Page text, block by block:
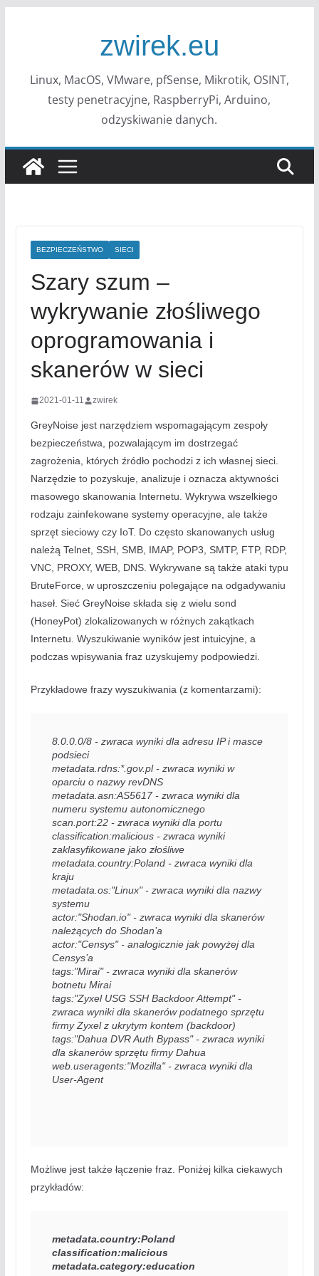
zwirek.eu
Linux, MacOS, VMware, pfSense, Mikrotik, OSINT,
testy penetracyjne, RaspberryPi, Arduino,
odzyskiwanie danych.
BEZPIECZEŃSTWO SIECI
Szary szum –
wykrywanie złośliwego
oprogramowania i
skanerów w sieci
2021-01-11 zwirek
GreyNoise jest narzędziem wspomagającym zespoły
bezpieczeństwa, pozwalającym im dostrzegać
zagrożenia, których źródło pochodzi z ich własnej sieci.
Narzędzie to pozyskuje, analizuje i oznacza aktywności
masowego skanowania Internetu. Wykrywa wszelkiego
rodzaju zainfekowane systemy operacyjne, ale także
sprzęt sieciowy czy IoT. Do często skanowanych usług
należą Telnet, SSH, SMB, IMAP, POP3, SMTP, FTP, RDP,
VNC, PROXY, WEB, DNS. Wykrywane są także ataki typu
BruteForce, w uproszczeniu polegające na odgadywaniu
haseł. Sieć GreyNoise składa się z wielu sond
(HoneyPot) zlokalizowanych w różnych zakątkach
Internetu. Wyszukiwanie wyników jest intuicyjne, a
podczas wpisywania fraz uzyskujemy podpowiedzi.
Przykładowe frazy wyszukiwania (z komentarzami):
8.0.0.0/8 - zwraca wyniki dla adresu IP i masce
podsieci
metadata.rdns:*.gov.pl - zwraca wyniki w
oparciu o nazwy revDNS
metadata.asn:AS5617 - zwraca wyniki dla
numeru systemu autonomicznego
scan.port:22 - zwraca wyniki dla portu
classification:malicious - zwraca wyniki
zaklasyfikowane jako złośliwe
metadata.country:Poland - zwraca wyniki dla
kraju
metadata.os:"Linux" - zwraca wyniki dla nazwy
systemu
actor:"Shodan.io" - zwraca wyniki dla skanerów
należących do Shodan’a
actor:"Censys" - analogicznie jak powyżej dla
Censys’a
tags:"Mirai" - zwraca wyniki dla skanerów
botnetu Mirai
tags:"Zyxel USG SSH Backdoor Attempt" -
zwraca wyniki dla skanerów podatnego sprzętu
firmy Zyxel z ukrytym kontem (backdoor)
tags:"Dahua DVR Auth Bypass" - zwraca wyniki
dla skanerów sprzętu firmy Dahua
web.useragents:"Mozilla" - zwraca wyniki dla
User-Agent
Możliwe jest także łączenie fraz. Poniżej kilka ciekawych
przykładów:
metadata.country:Poland
classification:malicious
metadata.category:education